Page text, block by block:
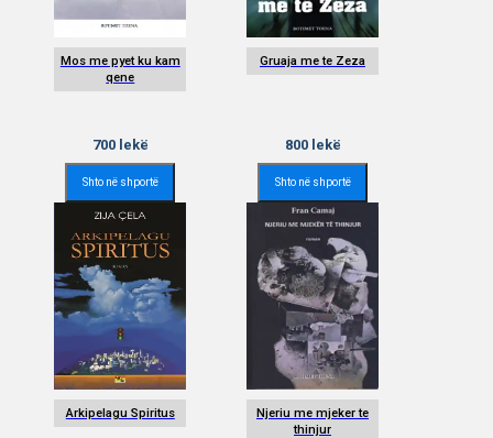
Mos me pyet ku kam
qene
700lekë
Shto në shportë
Gruaja me te Zeza
800lekë
Shto në shportë
Arkipelagu Spiritus
Njeriu me mjeker te
thinjur